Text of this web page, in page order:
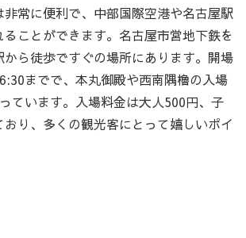
非常に便利で、中部国際空港や名古屋駅
ることができます。名古屋市営地下鉄を
ら徒歩ですぐの場所にあります。開場
までで、本丸御殿や西南隅櫓の入場
ています。入場料金は大人500円、子
り、多くの観光客にとって嬉しいポイ